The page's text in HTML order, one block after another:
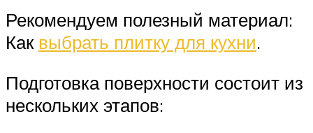
Рекомендуем полезный материал:
Как выбрать плитку для кухни.
Подготовка поверхности состоит из
нескольких этапов: